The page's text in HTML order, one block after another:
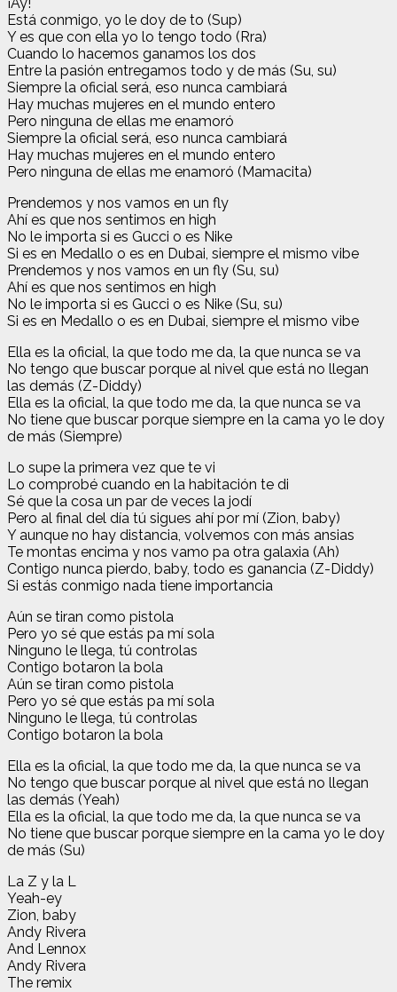
Está conmigo, yo le doy de to (Sup)
Y es que con ella yo lo tengo todo (Rra)
Cuando lo hacemos ganamos los dos
Entre la pasión entregamos todo y de más (Su, su)
Siempre la oficial será, eso nunca cambiará
Hay muchas mujeres en el mundo entero
Pero ninguna de ellas me enamoró
Siempre la oficial será, eso nunca cambiará
Hay muchas mujeres en el mundo entero
Pero ninguna de ellas me enamoró (Mamacita)
Prendemos y nos vamos en un fly
Ahí es que nos sentimos en high
No le importa si es Gucci o es Nike
Si es en Medallo o es en Dubai, siempre el mismo vibe
Prendemos y nos vamos en un fly (Su, su)
Ahí es que nos sentimos en high
No le importa si es Gucci o es Nike (Su, su)
Si es en Medallo o es en Dubai, siempre el mismo vibe
Ella es la oficial, la que todo me da, la que nunca se va
No tengo que buscar porque al nivel que está no llegan
las demás (Z-Diddy)
Ella es la oficial, la que todo me da, la que nunca se va
No tiene que buscar porque siempre en la cama yo le doy
de más (Siempre)
Lo supe la primera vez que te vi
Lo comprobé cuando en la habitación te di
Sé que la cosa un par de veces la jodí
Pero al final del día tú sigues ahí por mí (Zion, baby)
Y aunque no hay distancia, volvemos con más ansias
Te montas encima y nos vamo pa otra galaxia (Ah)
Contigo nunca pierdo, baby, todo es ganancia (Z-Diddy)
Si estás conmigo nada tiene importancia
Aún se tiran como pistola
Pero yo sé que estás pa mí sola
Ninguno le llega, tú controlas
Contigo botaron la bola
Aún se tiran como pistola
Pero yo sé que estás pa mí sola
Ninguno le llega, tú controlas
Contigo botaron la bola
Ella es la oficial, la que todo me da, la que nunca se va
No tengo que buscar porque al nivel que está no llegan
las demás (Yeah)
Ella es la oficial, la que todo me da, la que nunca se va
No tiene que buscar porque siempre en la cama yo le doy
de más (Su)
La Z y la L
Yeah-ey
Zion, baby
Andy Rivera
And Lennox
Andy Rivera
The remix